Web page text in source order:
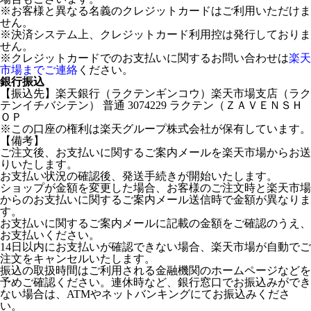
※お客様と異なる名義のクレジットカードはご利用いただけま
せん。
※決済システム上、クレジットカード利用控は発行しておりま
せん。
※クレジットカードでのお支払いに関するお問い合わせは楽天
市場までご連絡 ください。
銀行振込
【振込先】楽天銀行（ラクテンギンコウ）楽天市場支店（ラク
テンイチバシテン） 普通 3074229 ラクテン（ＺＡＶＥＮＳＨ
ＯＰ
※この口座の権利は楽天グループ株式会社が保有しています。
【備考】
ご注文後、お支払いに関するご案内メールを楽天市場からお送
りいたします。
お支払い状況の確認後、発送手続きが開始いたします。
ショップが金額を変更した場合、お客様のご注文時と楽天市場
からのお支払いに関するご案内メール送信時で金額が異なりま
す。
お支払いに関するご案内メールに記載の金額をご確認のうえ、
お支払いください。
14日以内にお支払いが確認できない場合、楽天市場が自動でご
注文をキャンセルいたします。
振込の取扱時間はご利用される金融機関のホームページなどを
予めご確認ください。連休時など、銀行窓口でお振込みができ
ない場合は、ATMやネットバンキングにてお振込みくださ
い。